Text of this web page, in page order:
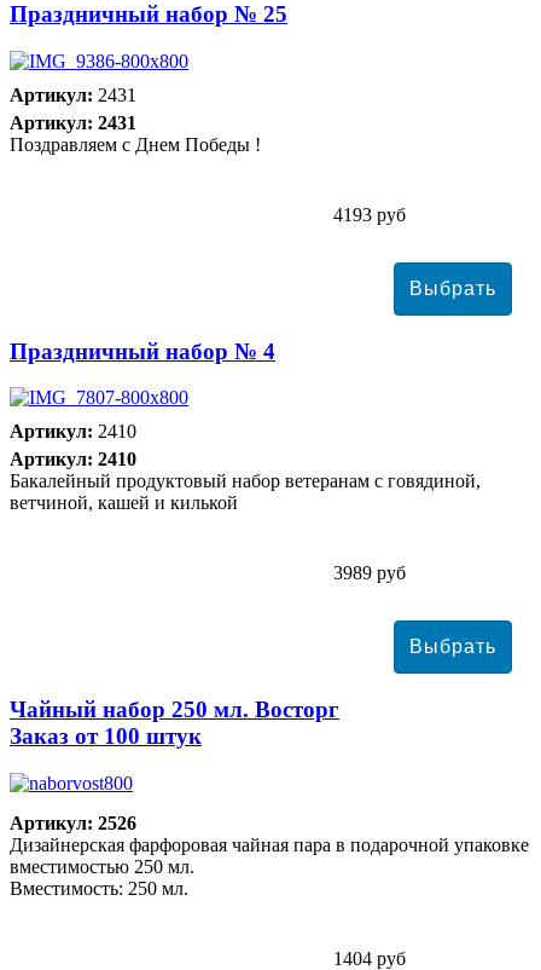
Праздничный набор № 25
Артикул: 2431
Артикул: 2431
Поздравляем с Днем Победы !
4193 руб
Праздничный набор № 4
Артикул: 2410
Артикул: 2410
Бакалейный продуктовый набор ветеранам с говядиной,
ветчиной, кашей и килькой
3989 руб
Чайный набор 250 мл. Восторг
Заказ от 100 штук
Артикул: 2526
Дизайнерская фарфоровая чайная пара в подарочной упаковке
вместимостью 250 мл.
Вместимость: 250 мл.
1404 руб